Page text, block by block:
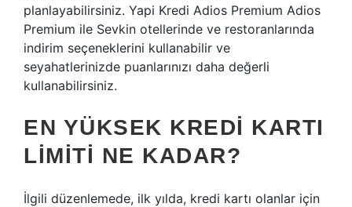
planlayabilirsiniz. Yapi Kredi Adios Premium Adios
Premium ile Sevkin otellerinde ve restoranlarında
indirim seçeneklerini kullanabilir ve
seyahatlerinizde puanlarınızı daha değerli
kullanabilirsiniz.
EN YÜKSEK KREDI KARTI
LIMITI NE KADAR?
İlgili düzenlemede, ilk yılda, kredi kartı olanlar için